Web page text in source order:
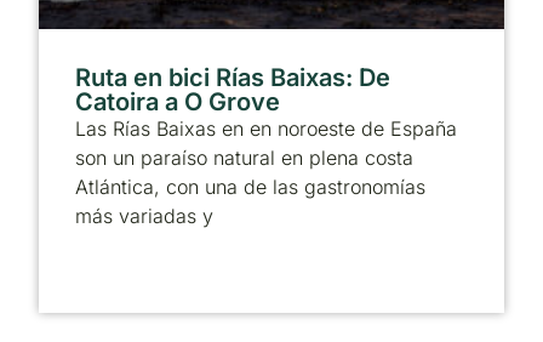
Ruta en bici Rías Baixas: De
Catoira a O Grove
Las Rías Baixas en en noroeste de España
son un paraíso natural en plena costa
Atlántica, con una de las gastronomías
más variadas y